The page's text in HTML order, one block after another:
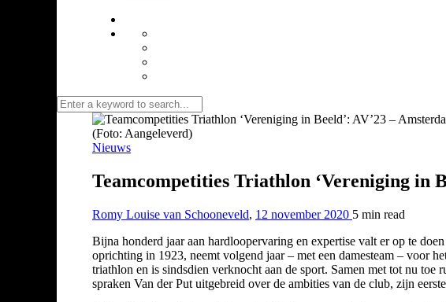
(Foto: Aangeleverd)
Nieuws
Teamcompetities Triathlon ‘Vereniging in
Romy Louise van Schooneveld, 12 november 2020 5 min read
Bijna honderd jaar aan hardloopervaring en expertise valt er op te
oprichting in 1923, neemt volgend jaar – met een damesteam – voor
triathlon en is sindsdien verknocht aan de sport. Samen met tot nu
spraken Van der Put uitgebreid over de ambities van de club, zijn